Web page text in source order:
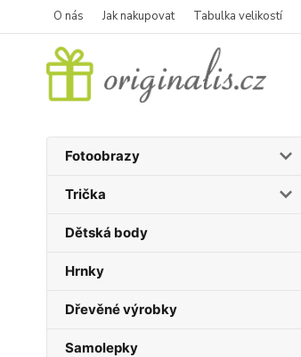
O nás Jak nakupovat Tabulka velikostí
Fotoobrazy
Trička
Dětská body
Hrnky
Dřevěné výrobky
Samolepky